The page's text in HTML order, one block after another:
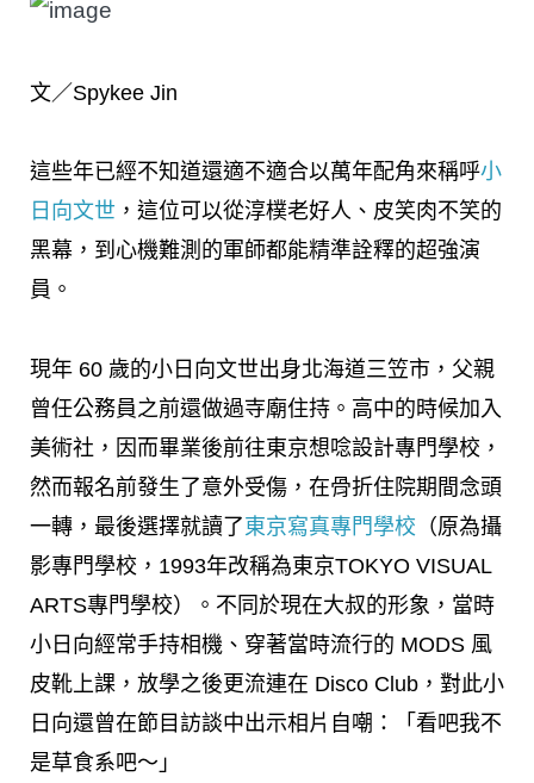
文／Spykee Jin
這些年已經不知道還適不適合以萬年配角來稱呼小
日向文世 ，這位可以從淳樸老好人、皮笑肉不笑的
黑幕，到心機難測的軍師都能精準詮釋的超強演
員。
現年 60 歲的小日向文世出身北海道三笠市，父親
曾任公務員之前還做過寺廟住持。高中的時候加入
美術社，因而畢業後前往東京想唸設計專門學校，
然而報名前發生了意外受傷，在骨折住院期間念頭
一轉，最後選擇就讀了東京寫真專門學校 （原為攝
影專門學校，1993年改稱為東京TOKYO VISUAL
ARTS專門學校）。不同於現在大叔的形象，當時
小日向經常手持相機、穿著當時流行的 MODS 風
皮靴上課，放學之後更流連在 Disco Club，對此小
日向還曾在節目訪談中出示相片自嘲：「看吧我不
是草食系吧～」